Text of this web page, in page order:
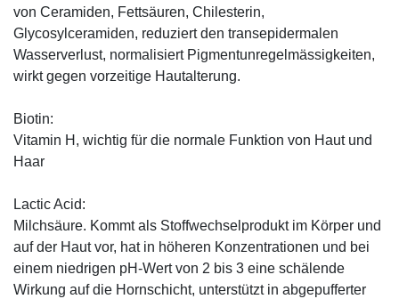
von Ceramiden, Fettsäuren, Chilesterin,
Glycosylceramiden, reduziert den transepidermalen
Wasserverlust, normalisiert Pigmentunregelmässigkeiten,
wirkt gegen vorzeitige Hautalterung.
Biotin:
Vitamin H, wichtig für die normale Funktion von Haut und
Haar
Lactic Acid:
Milchsäure. Kommt als Stoffwechselprodukt im Körper und
auf der Haut vor, hat in höheren Konzentrationen und bei
einem niedrigen pH-Wert von 2 bis 3 eine schälende
Wirkung auf die Hornschicht, unterstützt in abgepufferter